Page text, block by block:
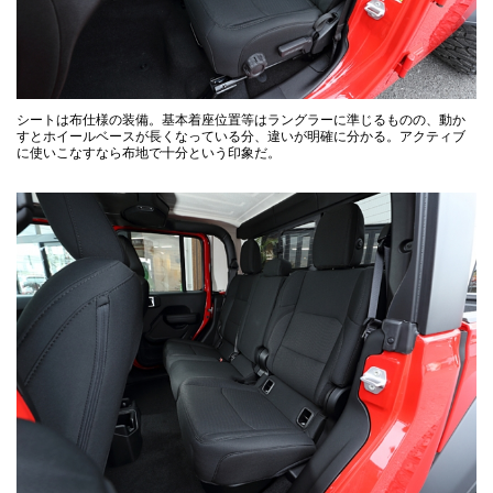
シートは布仕様の装備。基本着座位置等はラングラーに準じるものの、動か
すとホイールベースが長くなっている分、違いが明確に分かる。アクティブ
に使いこなすなら布地で十分という印象だ。